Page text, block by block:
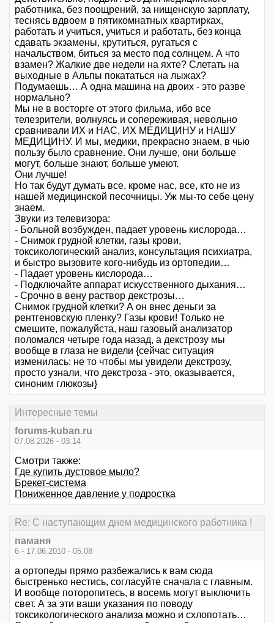
работника, без поощрений, за нищенскую зарплату,
теснясь вдвоем в пятикомнатных квартирках,
работать и учиться, учиться и работать, без конца
сдавать экзамены, крутиться, ругаться с
начальством, биться за место под солнцем. А что
взамен? Жалкие две недели на яхте? Слетать на
выходные в Альпы покататься на лыжах?
Подумаешь… А одна машина на двоих - это разве
нормально?
Мы не в восторге от этого фильма, ибо все
телезрители, волнуясь и сопереживая, невольно
сравнивали ИХ и НАС, ИХ МЕДИЦИНУ и НАШУ
МЕДИЦИНУ. И мы, медики, прекрасно знаем, в чью
пользу было сравнение. Они лучше, они больше
могут, больше знают, больше умеют.
Они лучше!
Но так будут думать все, кроме нас, все, кто не из
нашей медицинской песочницы. Уж мы-то себе цену
знаем.
Звуки из телевизора:
- Больной возбужден, падает уровень кислорода…
- Снимок грудной клетки, газы крови,
токсикологический анализ, консультация психиатра,
и быстро вызовите кого-нибудь из ортопедии…
- Падает уровень кислорода…
- Подключайте аппарат искусственного дыхания…
- Срочно в вену раствор декстрозы…
Снимок грудной клетки? А он внес деньги за
рентгеновскую пленку? Газы крови! Только не
смешите, пожалуйста, наш газовый анализатор
поломался четыре года назад, а декстрозу мы
вообще в глаза не видели {cейчас ситуация
изменилась: не то чтобы мы увидели декстрозу,
просто узнали, что декстроза - это, оказывается,
синоним глюкозы}
Интересные темы
forums-kuban.ru
07.08.2026 - 03:14
Смотри также:
Где купить дустовое мыло?
Брекет-система
Пониженное давление у подростка
Re: С наступающим днем медицинского работника !
паманя
6 - 17.06.2010 - 05:08
а ортопеды прямо разбежались к вам сюда
быстренько нестись, согласуйте сначала с главным.
И вообще поторопитесь, в восемь могут выключить
свет. А за эти ваши указания по поводу
токсикологического анализа можно и схлопотать…